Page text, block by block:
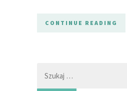
CONTINUE READING